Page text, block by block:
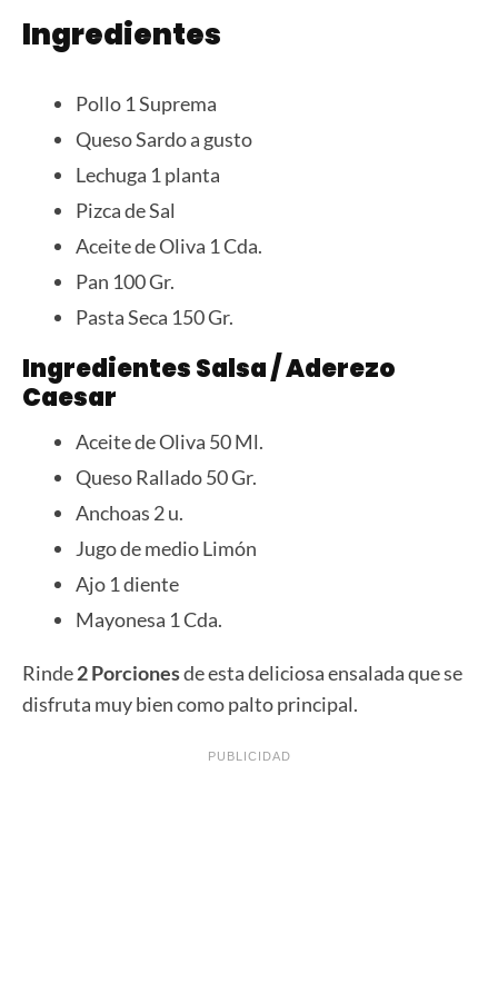
Ingredientes
Pollo 1 Suprema
Queso Sardo a gusto
Lechuga 1 planta
Pizca de Sal
Aceite de Oliva 1 Cda.
Pan 100 Gr.
Pasta Seca 150 Gr.
Ingredientes Salsa / Aderezo
Caesar
Aceite de Oliva 50 Ml.
Queso Rallado 50 Gr.
Anchoas 2 u.
Jugo de medio Limón
Ajo 1 diente
Mayonesa 1 Cda.
Rinde2 Porcionesde esta deliciosa ensalada que se
disfruta muy bien como palto principal.
PUBLICIDAD